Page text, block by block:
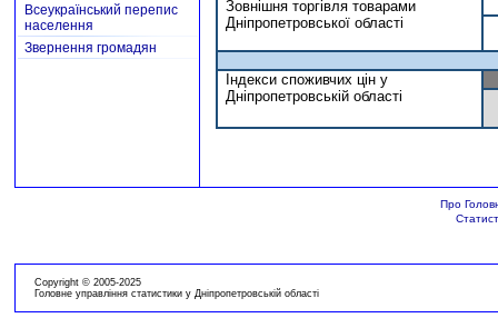
Всеукраїнський перепис
населення
Звернення громадян
Зовнішня торгівля товарами
Дніпропетровської області
Індекси споживчих цін у
Дніпропетровській області
Про
Copyright © 2005-2025
Головне управління статистики у Дніпропетровській області